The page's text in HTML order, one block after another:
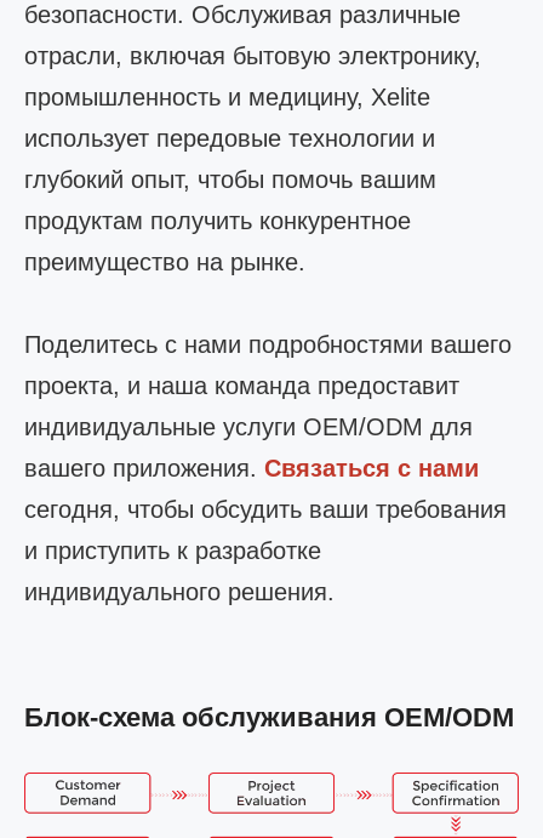
безопасности. Обслуживая различные
отрасли, включая бытовую электронику,
промышленность и медицину, Xelite
использует передовые технологии и
глубокий опыт, чтобы помочь вашим
продуктам получить конкурентное
преимущество на рынке.
Поделитесь с нами подробностями вашего
проекта, и наша команда предоставит
индивидуальные услуги OEM/ODM для
вашего приложения. Связаться с нами
сегодня, чтобы обсудить ваши требования
и приступить к разработке
индивидуального решения.
Блок-схема обслуживания OEM/ODM